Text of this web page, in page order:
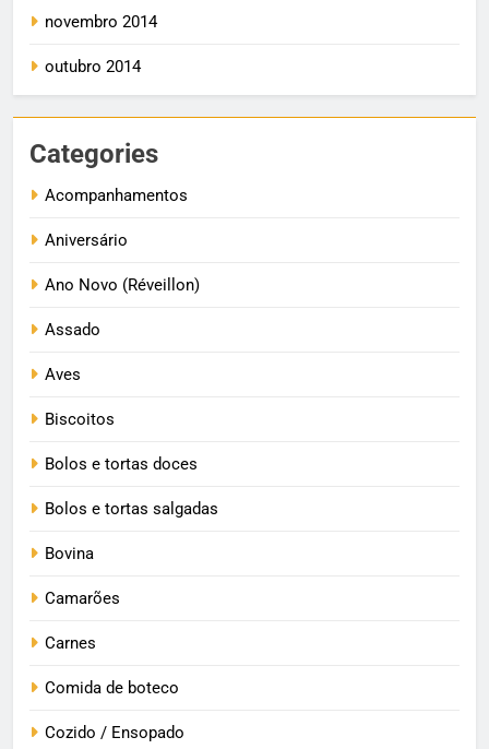
novembro 2014
outubro 2014
Categories
Acompanhamentos
Aniversário
Ano Novo (Réveillon)
Assado
Aves
Biscoitos
Bolos e tortas doces
Bolos e tortas salgadas
Bovina
Camarões
Carnes
Comida de boteco
Cozido / Ensopado